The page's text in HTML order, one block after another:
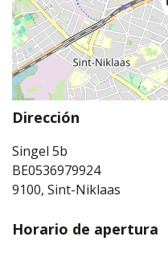
Dirección
Singel 5b
BE0536979924
9100, Sint-Niklaas
Horario de apertura